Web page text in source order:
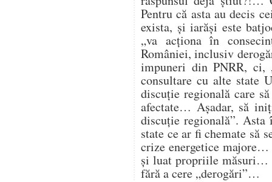
Pentru că asta au decis
exista, și iarăși este
„va acționa în
României, inclusiv
impuneri din PNRR, ci,
consultare cu alte state
discuție regională care
afectate… Așadar, să
discuție regională”.
state ce ar fi chemate să
crize energetice
și luat propriile măsuri…
fără a cere „derogări”…